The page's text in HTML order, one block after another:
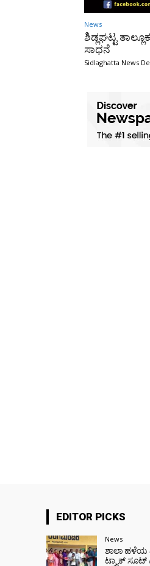
News
ಶಿಡ್ಲಘಟ್ಟ
ಸಾಧನೆ
Sidlaghatta News
EDITOR PICKS
News
ಶಾಲಾ ಹಳೆಯ
ಟ್ರ್ಯಾಕ್‌ ಸೂಟ್